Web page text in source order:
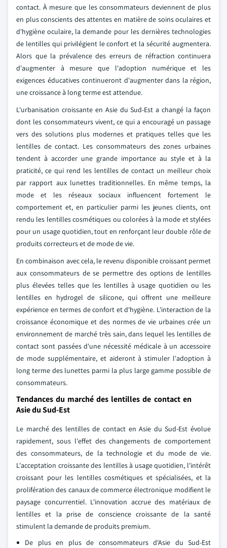
contact. À mesure que les consommateurs deviennent de plus
en plus conscients des attentes en matière de soins oculaires et
d'hygiène oculaire, la demande pour les dernières technologies
de lentilles qui privilégient le confort et la sécurité augmentera.
Alors que la prévalence des erreurs de réfraction continuera
d'augmenter à mesure que l'adoption numérique et les
exigences éducatives continueront d'augmenter dans la région,
une croissance à long terme est attendue.
L'urbanisation croissante en Asie du Sud-Est a changé la façon
dont les consommateurs vivent, ce qui a encouragé un passage
vers des solutions plus modernes et pratiques telles que les
lentilles de contact. Les consommateurs des zones urbaines
tendent à accorder une grande importance au style et à la
praticité, ce qui rend les lentilles de contact un meilleur choix
par rapport aux lunettes traditionnelles. En même temps, la
mode et les réseaux sociaux influencent fortement le
comportement et, en particulier parmi les jeunes clients, ont
rendu les lentilles cosmétiques ou colorées à la mode et stylées
pour un usage quotidien, tout en renforçant leur double rôle de
produits correcteurs et de mode de vie.
En combinaison avec cela, le revenu disponible croissant permet
aux consommateurs de se permettre des options de lentilles
plus élevées telles que les lentilles à usage quotidien ou les
lentilles en hydrogel de silicone, qui offrent une meilleure
expérience en termes de confort et d'hygiène. L'interaction de la
croissance économique et des normes de vie urbaines crée un
environnement de marché très sain, dans lequel les lentilles de
contact sont passées d'une nécessité médicale à un accessoire
de mode supplémentaire, et aideront à stimuler l'adoption à
long terme des lunettes parmi la plus large gamme possible de
consommateurs.
Tendances du marché des lentilles de contact en
Asie du Sud-Est
Le marché des lentilles de contact en Asie du Sud-Est évolue
rapidement, sous l'effet des changements de comportement
des consommateurs, de la technologie et du mode de vie.
L'acceptation croissante des lentilles à usage quotidien, l'intérêt
croissant pour les lentilles cosmétiques et spécialisées, et la
prolifération des canaux de commerce électronique modifient le
paysage concurrentiel. L'innovation accrue des matériaux de
lentilles et la prise de conscience croissante de la santé
stimulent la demande de produits premium.
De plus en plus de consommateurs d'Asie du Sud-Est